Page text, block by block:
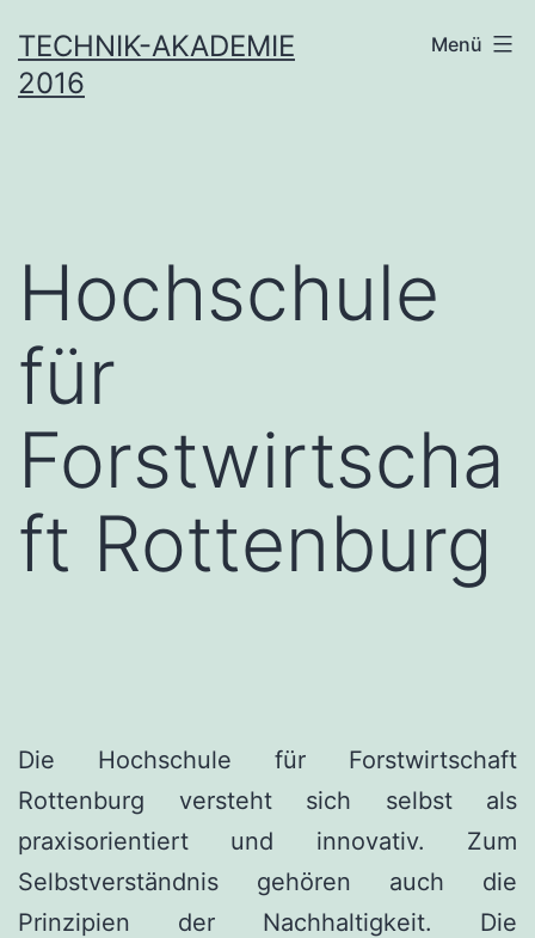
Inhalt
springen
TECHNIK-AKADEMIE
2016
Menü
Hochschule
für
Forstwirtscha
ft Rottenburg
Die Hochschule für Forstwirtschaft
Rottenburg versteht sich selbst als
praxisorientiert und innovativ. Zum
Selbstverständnis gehören auch die
Prinzipien der Nachhaltigkeit. Die